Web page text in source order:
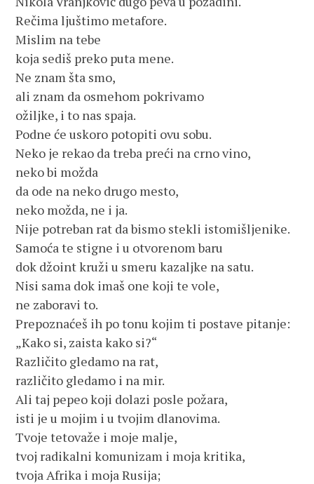
Rečima ljuštimo metafore.
Mislim na tebe
koja sediš preko puta mene.
Ne znam šta smo,
ali znam da osmehom pokrivamo
ožiljke, i to nas spaja.
Podne će uskoro potopiti ovu sobu.
Neko je rekao da treba preći na crno vino,
neko bi možda
da ode na neko drugo mesto,
neko možda, ne i ja.
Nije potreban rat da bismo stekli istomišljenike.
Samoća te stigne i u otvorenom baru
dok džoint kruži u smeru kazaljke na satu.
Nisi sama dok imaš one koji te vole,
ne zaboravi to.
Prepoznaćeš ih po tonu kojim ti postave pitanje:
„Kako si, zaista kako si?“
Različito gledamo na rat,
različito gledamo i na mir.
Ali taj pepeo koji dolazi posle požara,
isti je u mojim i u tvojim dlanovima.
Tvoje tetovaže i moje malje,
tvoj radikalni komunizam i moja kritika,
tvoja Afrika i moja Rusija;